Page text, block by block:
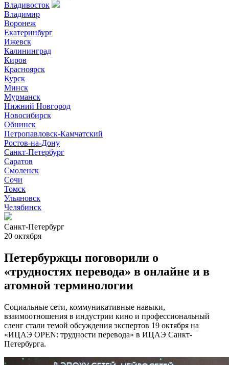
Владивосток
Владимир
Воронеж
Екатеринбург
Ижевск
Калининград
Киров
Красноярск
Курск
Минск
Мурманск
Нижний Новгород
Новосибирск
Обнинск
Петропавловск-Камчатский
Ростов-на-Дону
Санкт-Петербург
Саратов
Смоленск
Сочи
Томск
Ульяновск
Челябинск
Санкт-Петербург
20 октября
Петербуржцы поговорили о
«трудностях перевода» в онлайне и в
атомной терминологии
Социальные сети, коммуникативные навыки,
взаимоотношения в индустрии кино и профессиональный
сленг стали темой обсуждения экспертов 19 октября на
«ИЦАЭ OPEN: трудности перевода» в ИЦАЭ Санкт-
Петербурга.